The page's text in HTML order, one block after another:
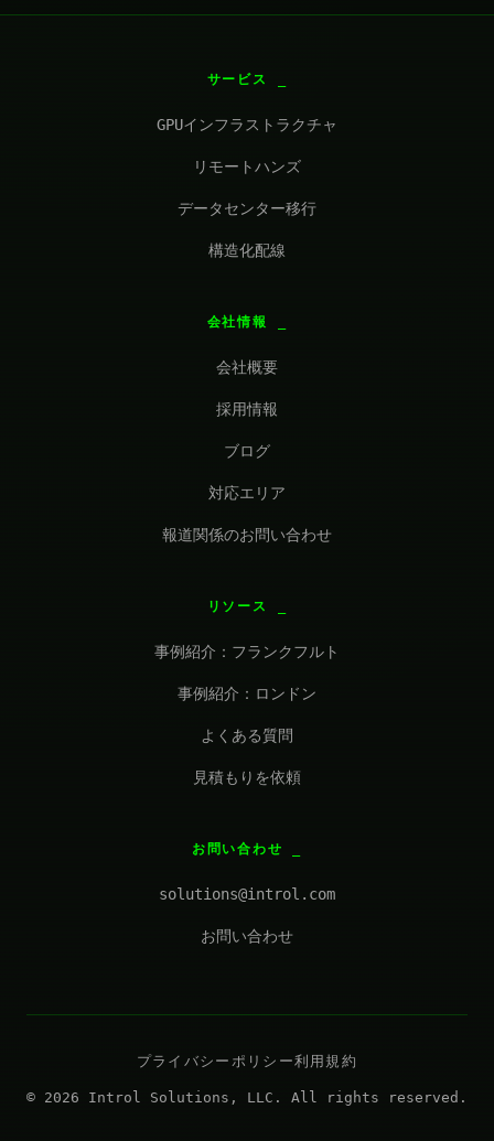
サービス
GPUインフラストラクチャ
リモートハンズ
データセンター移行
構造化配線
会社情報
会社概要
採用情報
ブログ
対応エリア
報道関係のお問い合わせ
リソース
事例紹介：フランクフルト
事例紹介：ロンドン
よくある質問
見積もりを依頼
お問い合わせ
solutions@introl.com
お問い合わせ
プライバシーポリシー利用規約
© 2026 Introl Solutions, LLC. All rights reserved.